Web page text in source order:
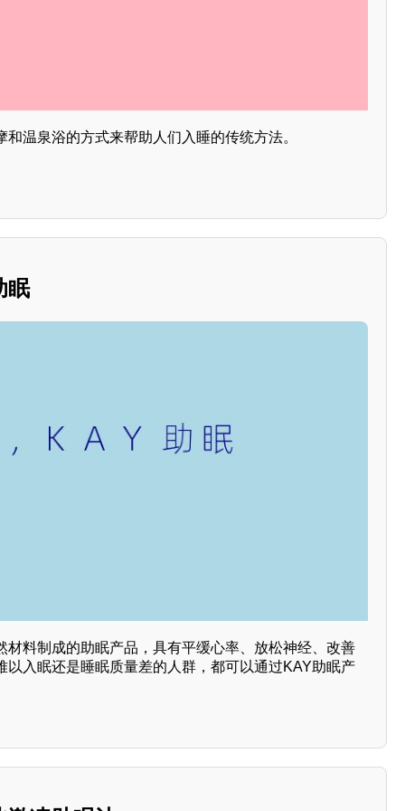
温泉浴的方式来帮助人们入睡的传统方法。
眠
材料制成的助眠产品，具有平缓心率、放松神经、改善
以入眠还是睡眠质量差的人群，都可以通过KAY助眠产